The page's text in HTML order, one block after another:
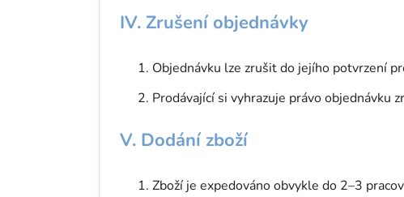
IV. Zrušení objednávky
Objednávku lze zrušit do jejího potvrzení
Prodávající si vyhrazuje právo objednávku
V. Dodání zboží
Zboží je expedováno obvykle do 2–3